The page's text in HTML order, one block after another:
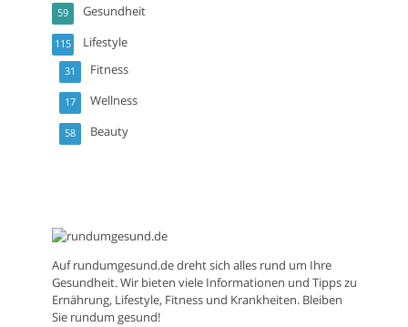
Gesundheit
59
Lifestyle
115
Fitness
31
Wellness
17
Beauty
58
Aufrundumgesund.dedreht sich alles rund um Ihre
Gesundheit. Wir bieten viele Informationen und Tipps zu
Ernährung, Lifestyle, Fitness und Krankheiten. Bleiben
Sie rundum gesund!